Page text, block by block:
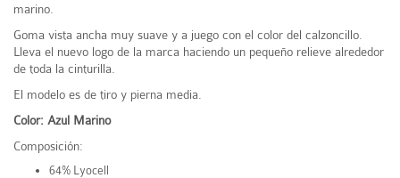
marino.
Goma vista ancha muy suave y a juego con el color del calzoncillo.
Lleva el nuevo logo de la marca haciendo un pequeño relieve alrededor
de toda la cinturilla.
El modelo es de tiro y pierna media.
Color: Azul Marino
Composición:
64% Lyocell